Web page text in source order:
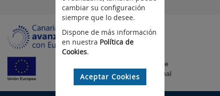
Fondo Europeo de
Desarrollo Regional
cambiar su configuración
siempre que lo desee.
Dispone de más información
en nuestra Política de
Cookies.
Aceptar Cookies